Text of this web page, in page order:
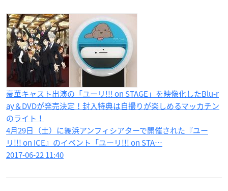
豪華キャスト出演の「ユーリ!!! on STAGE」を映像化したBlu-r
ay＆DVDが発売決定！封入特典は自撮りが楽しめるマッカチン
のライト！
4月29日（土）に舞浜アンフィシアターで開催された『ユー
リ!!! on ICE』のイベント「ユーリ!!! on STA…
2017-06-22 11:40